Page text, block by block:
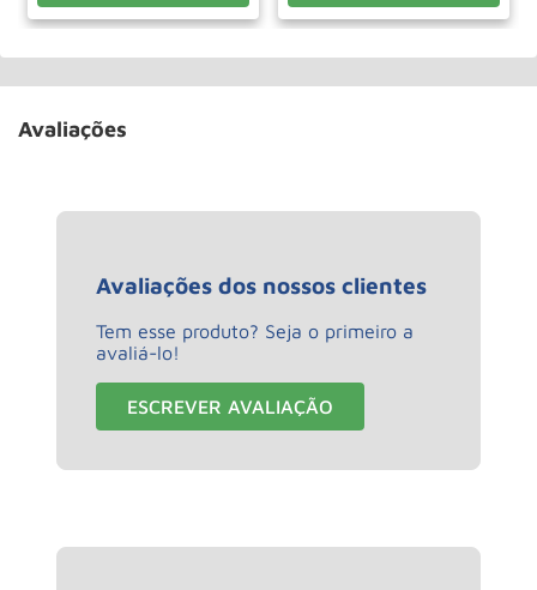
Avaliações
Avaliações dos nossos clientes
Tem esse produto? Seja o primeiro a
avaliá-lo!
ESCREVER AVALIAÇÃO